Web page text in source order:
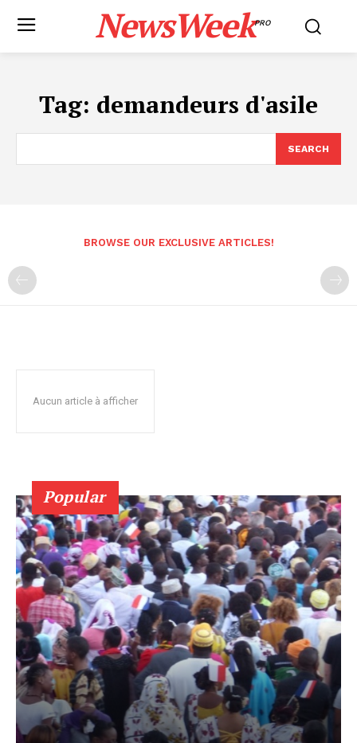
NewsWeekPRO
Tag: demandeurs d'asile
SEARCH
BROWSE OUR EXCLUSIVE ARTICLES!
Aucun article à afficher
Popular